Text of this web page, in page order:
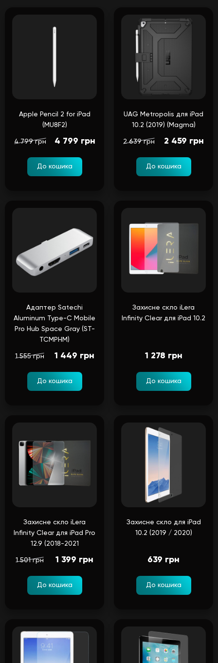
Apple Pencil 2 for iPad
(MU8F2)
4 799 грн 4 799 грн
До кошика
UAG Metropolis для iPad
10.2 (2019) (Magma)
2 639 грн 2 459 грн
До кошика
Адаптер Satechi
Aluminum Type-C Mobile
Pro Hub Space Gray (ST-
TCMPHM)
1 555 грн 1 449 грн
До кошика
Захисне скло iLera
Infinity Clear для iPad 10.2
1 278 грн
До кошика
Захисне скло iLera
Infinity Clear для iPad Pro
12.9 (2018-2021
1 501 грн 1 399 грн
До кошика
Захисне скло для iPad
10.2 (2019 / 2020)
639 грн
До кошика